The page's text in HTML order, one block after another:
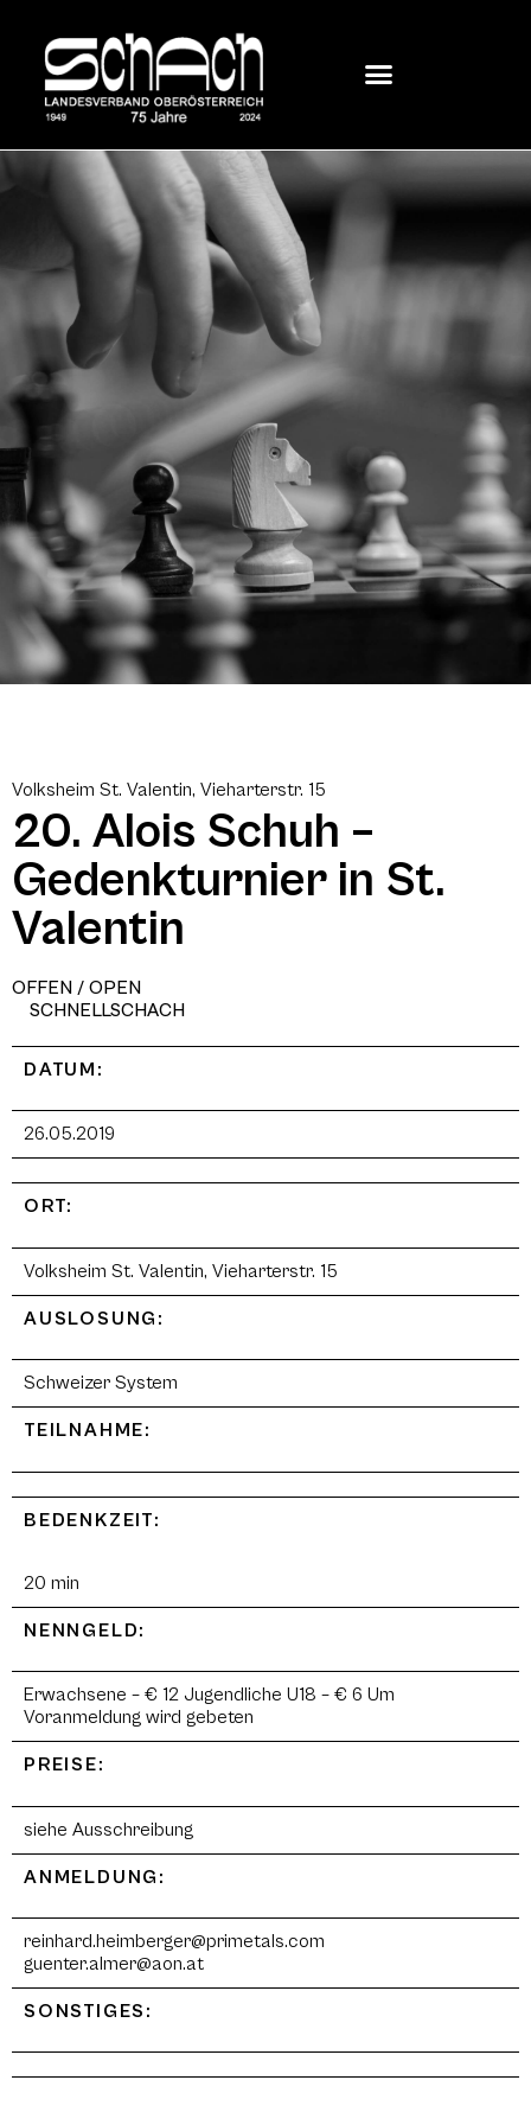
Volksheim St. Valentin, Vieharterstr. 15
20. Alois Schuh –
Gedenkturnier in St.
Valentin
OFFEN / OPEN
SCHNELLSCHACH
DATUM:
26.05.2019
ORT:
Volksheim St. Valentin, Vieharterstr. 15
AUSLOSUNG:
Schweizer System
TEILNAHME:
BEDENKZEIT:
20 min
NENNGELD:
Erwachsene – € 12 Jugendliche U18 – € 6 Um
Voranmeldung wird gebeten
PREISE:
siehe Ausschreibung
ANMELDUNG:
reinhard.heimberger@primetals.com
guenter.almer@aon.at
SONSTIGES: